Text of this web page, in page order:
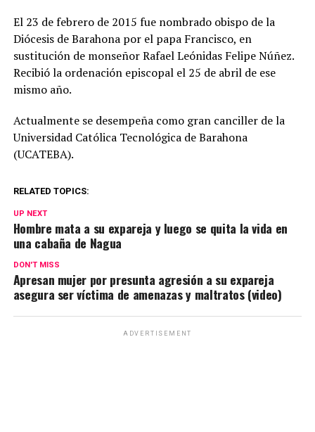
El 23 de febrero de 2015 fue nombrado obispo de la
Diócesis de Barahona por el papa Francisco, en
sustitución de monseñor Rafael Leónidas Felipe Núñez.
Recibió la ordenación episcopal el 25 de abril de ese
mismo año.
Actualmente se desempeña como gran canciller de la
Universidad Católica Tecnológica de Barahona
(UCATEBA).
RELATED TOPICS:
UP NEXT
Hombre mata a su expareja y luego se quita la vida en
una cabaña de Nagua
DON'T MISS
Apresan mujer por presunta agresión a su expareja
asegura ser víctima de amenazas y maltratos (video)
ADVERTISEMENT